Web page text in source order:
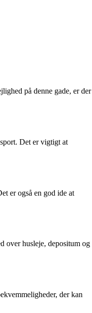
på denne gade, er der
Det er vigtigt at
er også en god ide at
over husleje, depositum og
der kan